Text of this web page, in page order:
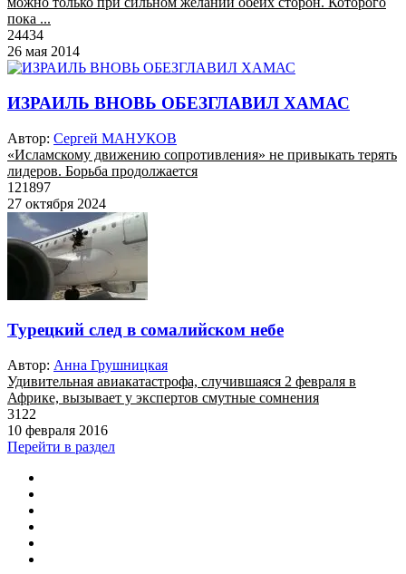
пока ...
24434
26 мая 2014
ИЗРАИЛЬ ВНОВЬ ОБЕЗГЛАВИЛ ХАМАС
Автор: Сергей МАНУКОВ
«Исламскому движению сопротивления» не привыкать терять
лидеров. Борьба продолжается
121897
27 октября 2024
Турецкий след в сомалийском небе
Автор: Анна Грушницкая
Удивительная авиакатастрофа, случившаяся 2 февраля в
Африке, вызывает у экспертов смутные сомнения
3122
10 февраля 2016
Перейти в раздел